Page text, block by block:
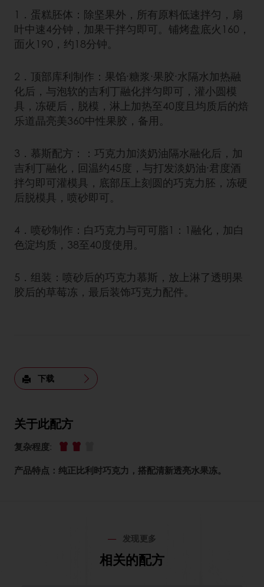
1．蛋糕胚体：除坚果外，所有原料低速拌匀，扇
叶中速4分钟，加果干拌匀即可。铺烤盘底火160，
面火190，约18分钟。
2．顶部库利制作：果馅·糖浆·果胶·水隔水加热融
化后，与泡软的吉利丁融化拌匀即可，灌小圆模
具，冻硬后，脱模，淋上加热至40度且均质后的焙
乐道晶亮美360中性果胶，备用。
3．慕斯配方：：巧克力加淡奶油隔水融化后，加
吉利丁融化，回温约45度，与打发淡奶油·君度酒
拌匀即可灌模具，底部压上刻圆的巧克力胚，冻硬
后脱模具，喷砂即可。
4．喷砂制作：白巧克力与可可脂1：1融化，加白
色淀均质，38至40度使用。
5．组装：喷砂后的巧克力慕斯，放上淋了透明果
胶后的草莓冻，最后装饰巧克力配件。
下载
关于此配方
复杂程度:
产品特点：纯正比利时巧克力，搭配清新透亮水果冻。
发现更多
相关的配方